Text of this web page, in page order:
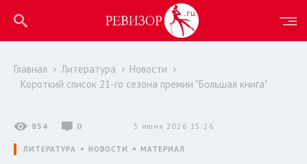
Главная Литература
Новости
Короткий список 21-го сезона премии "Большая книга"
854 0 5 июня 2026 15:26
ЛИТЕРАТУРА НОВОСТИ МАТЕРИАЛ